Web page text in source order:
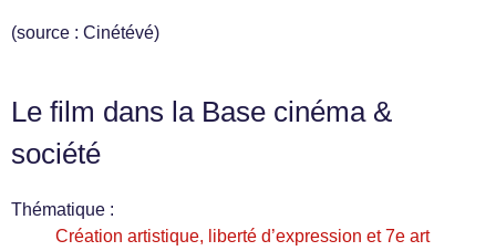
(source : Cinétévé)
Le film dans la Base cinéma &
société
Thématique :
Création artistique, liberté d’expression et 7e art